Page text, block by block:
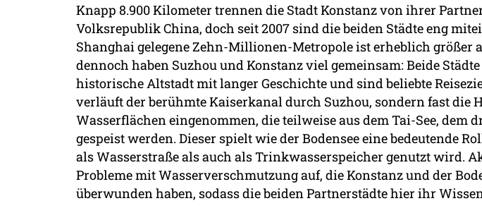
Knapp 8.900 Kilometer trennen die Stadt Konstanz von ihrer
Volksrepublik China, doch seit 2007 sind die beiden Städte eng
Shanghai gelegene Zehn-Millionen-Metropole ist erheblich größer
dennoch haben Suzhou und Konstanz viel gemeinsam: Beide
historische Altstadt mit langer Geschichte und sind beliebte
verläuft der berühmte Kaiserkanal durch Suzhou, sondern fast die
Wasserflächen eingenommen, die teilweise aus dem Tai-See, dem
gespeist werden. Dieser spielt wie der Bodensee eine bedeutende
als Wasserstraße als auch als Trinkwasserspeicher genutzt wird.
Probleme mit Wasserverschmutzung auf, die Konstanz und der
überwunden haben, sodass die beiden Partnerstädte hier ihr